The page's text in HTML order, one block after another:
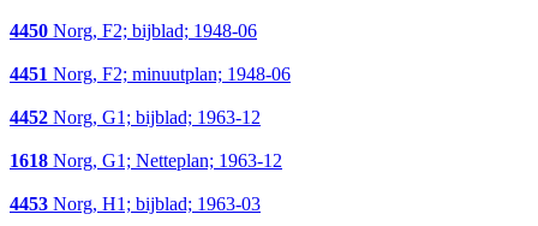
4450 Norg, F2; bijblad; 1948-06
4451 Norg, F2; minuutplan; 1948-06
4452 Norg, G1; bijblad; 1963-12
1618 Norg, G1; Netteplan; 1963-12
4453 Norg, H1; bijblad; 1963-03